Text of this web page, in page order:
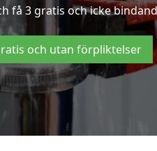
få 3 gratis och icke
och utan förpliktelser